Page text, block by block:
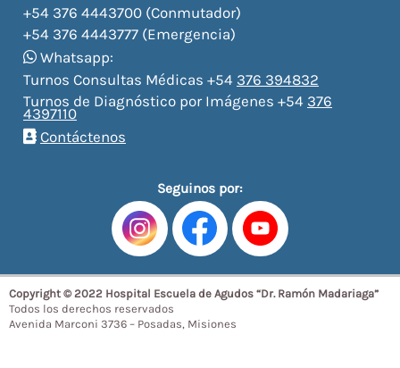
+54 376 4443700 (Conmutador)
+54 376 4443777 (Emergencia)
Whatsapp:
Turnos Consultas Médicas +54 376 394832
Turnos de Diagnóstico por Imágenes +54 376
4397110
Contáctenos
Seguinos por:
Copyright © 2022 Hospital Escuela de Agudos “Dr. Ramón Madariaga”
Todos los derechos reservados
Avenida Marconi 3736 – Posadas, Misiones